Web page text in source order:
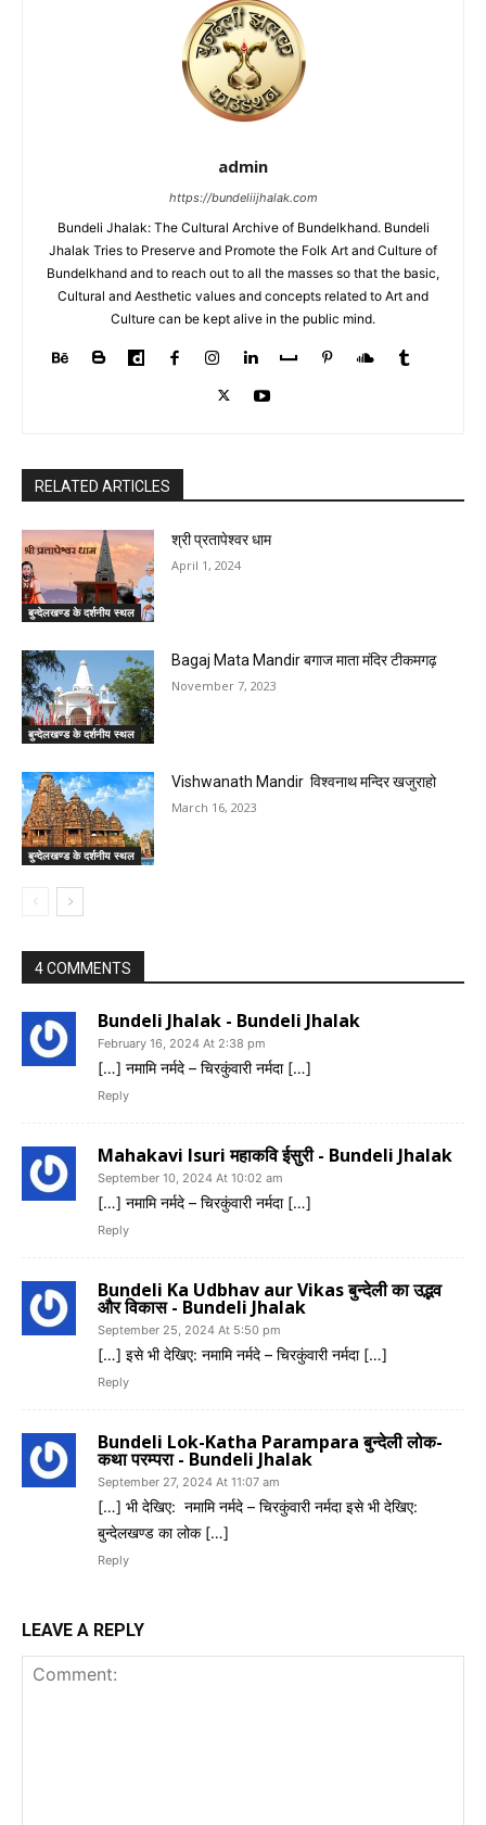
admin
https://bundeliijhalak.com
Bundeli Jhalak: The Cultural Archive of Bundelkhand. Bundeli
Jhalak Tries to Preserve and Promote the Folk Art and Culture of
Bundelkhand and to reach out to all the masses so that the basic,
Cultural and Aesthetic values and concepts related to Art and
Culture can be kept alive in the public mind.
RELATED ARTICLES
बुन्देलखण्ड के दर्शनीय स्थल
श्री प्रतापेश्वर धाम
April 1, 2024
बुन्देलखण्ड के दर्शनीय स्थल
Bagaj Mata Mandir बगाज माता मंदिर टीकमगढ़
November 7, 2023
बुन्देलखण्ड के दर्शनीय स्थल
Vishwanath Mandir विश्वनाथ मन्दिर खजुराहो
March 16, 2023
4 COMMENTS
Bundeli Jhalak - Bundeli Jhalak
February 16, 2024 At 2:38 pm
[…] नमामि नर्मदे – चिरकुंवारी नर्मदा […]
Reply
Mahakavi Isuri महाकवि ईसुरी - Bundeli Jhalak
September 10, 2024 At 10:02 am
[…] नमामि नर्मदे – चिरकुंवारी नर्मदा […]
Reply
Bundeli Ka Udbhav aur Vikas बुन्देली का उद्भव
और विकास - Bundeli Jhalak
September 25, 2024 At 5:50 pm
[…] इसे भी देखिए: नमामि नर्मदे – चिरकुंवारी नर्मदा […]
Reply
Bundeli Lok-Katha Parampara बुन्देली लोक-
कथा परम्परा - Bundeli Jhalak
September 27, 2024 At 11:07 am
[…] भी देखिए: नमामि नर्मदे – चिरकुंवारी नर्मदा इसे भी देखिए:
बुन्देलखण्ड का लोक […]
Reply
LEAVE A REPLY